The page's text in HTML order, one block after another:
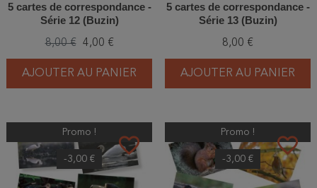
5 cartes de correspondance -
Série 12 (Buzin)
8,00 € 4,00 €
AJOUTER AU PANIER
5 cartes de correspondance -
Série 13 (Buzin)
8,00 €
AJOUTER AU PANIER
favorite_border
Promo !
-3,00 €
favorite_border
Promo !
-3,00 €